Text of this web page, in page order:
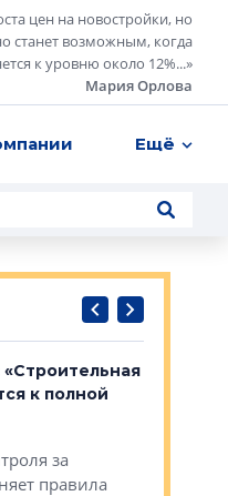
цен на новостройки, но
станет возможным, когда
к уровню около 12%...»
Мария Орлова
Ещё
к полной
за
правила